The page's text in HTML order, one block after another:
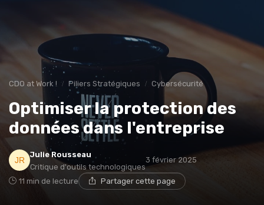
CDO at Work ! Piliers Stratégiques Cybersécurité
Optimiser la protection des
données dans l'entreprise
Julie Rousseau
Critique d'outils technologiques
3 février 2025
11 min de lecture Partager cette page